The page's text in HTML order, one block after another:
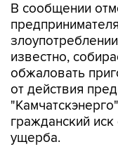
В сообщении
известно,
обжаловать
от действия
гражданский
ущерба.